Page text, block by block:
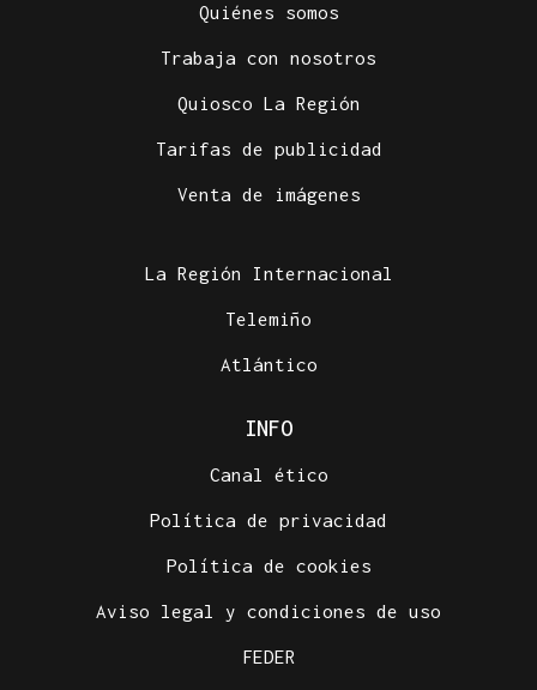
Quiénes somos
Trabaja con nosotros
Quiosco La Región
Tarifas de publicidad
Venta de imágenes
La Región Internacional
Telemiño
Atlántico
INFO
Canal ético
Política de privacidad
Política de cookies
Aviso legal y condiciones de uso
FEDER